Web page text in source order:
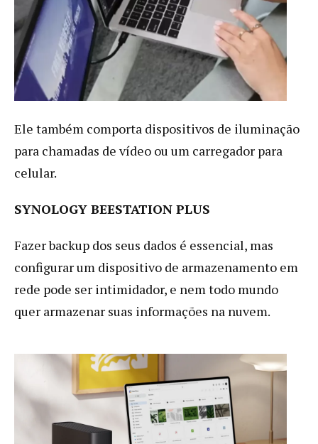
Ele também comporta dispositivos de iluminação
para chamadas de vídeo ou um carregador para
celular.
SYNOLOGY BEESTATION PLUS
Fazer backup dos seus dados é essencial, mas
configurar um dispositivo de armazenamento em
rede pode ser intimidador, e nem todo mundo
quer armazenar suas informações na nuvem.